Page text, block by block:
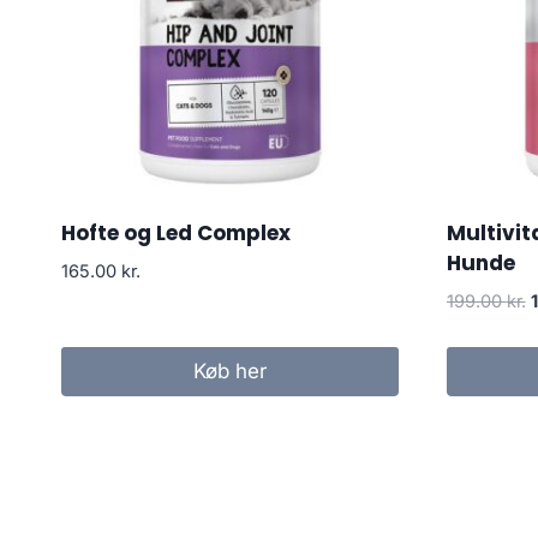
Hofte og Led Complex
165.00 kr.
Køb her
Hunde
199.00kr.